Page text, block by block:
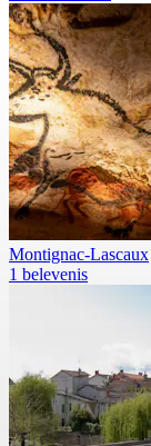
Montignac-Lascaux
1 belevenis